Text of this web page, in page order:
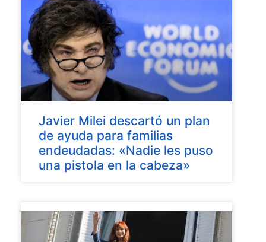
Javier Milei descartó un plan
de ayuda para familias
endeudadas: «Nadie les puso
una pistola en la cabeza»